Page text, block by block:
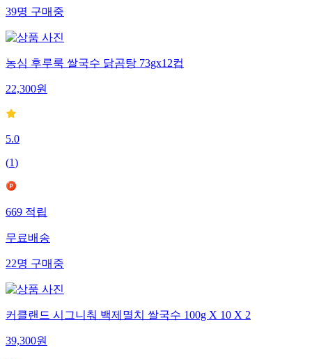
39명구매중
농심 후루룩 쌀국수 닭곰탕 73gx12컵
22,300원
5.0
(1)
669적립
무료배송
22명구매중
커클랜드 시그니춰 백제멸치 쌀국수 100g X 10 X 2
39,300원